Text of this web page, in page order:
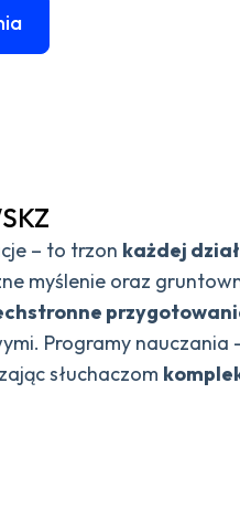
– to trzon każdej
myślenie oraz
Programy nauczania
słuchaczom
nie tylko znajomości